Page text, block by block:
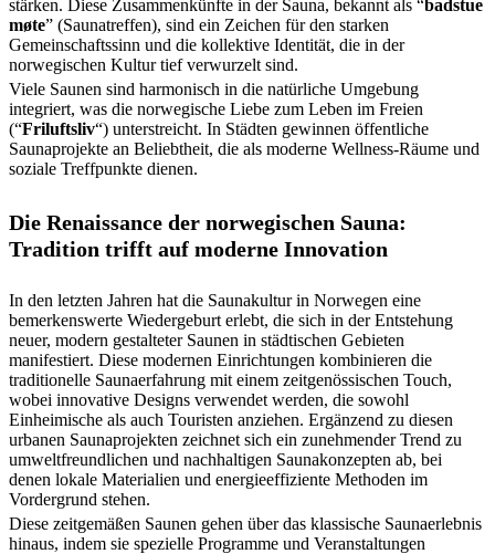
stärken. Diese Zusammenkünfte in der Sauna, bekannt als “badstue
møte” (Saunatreffen), sind ein Zeichen für den starken
Gemeinschaftssinn und die kollektive Identität, die in der
norwegischen Kultur tief verwurzelt sind.
Viele Saunen sind harmonisch in die natürliche Umgebung
integriert, was die norwegische Liebe zum Leben im Freien
(“Friluftsliv“) unterstreicht. In Städten gewinnen öffentliche
Saunaprojekte an Beliebtheit, die als moderne Wellness-Räume und
soziale Treffpunkte dienen.
Die Renaissance der norwegischen Sauna:
Tradition trifft auf moderne Innovation
In den letzten Jahren hat die Saunakultur in Norwegen eine
bemerkenswerte Wiedergeburt erlebt, die sich in der Entstehung
neuer, modern gestalteter Saunen in städtischen Gebieten
manifestiert. Diese modernen Einrichtungen kombinieren die
traditionelle Saunaerfahrung mit einem zeitgenössischen Touch,
wobei innovative Designs verwendet werden, die sowohl
Einheimische als auch Touristen anziehen. Ergänzend zu diesen
urbanen Saunaprojekten zeichnet sich ein zunehmender Trend zu
umweltfreundlichen und nachhaltigen Saunakonzepten ab, bei
denen lokale Materialien und energieeffiziente Methoden im
Vordergrund stehen.
Diese zeitgemäßen Saunen gehen über das klassische Saunaerlebnis
hinaus, indem sie spezielle Programme und Veranstaltungen